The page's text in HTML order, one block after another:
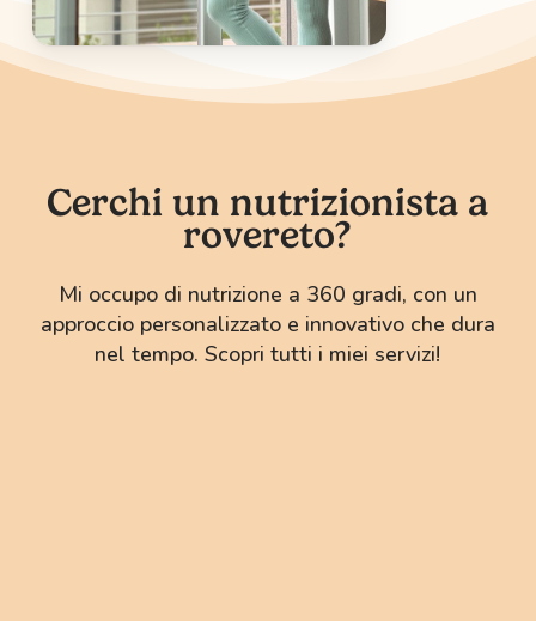
Cerchi un nutrizionista a
rovereto?
Mi occupo di nutrizione a 360 gradi, con un
approccio personalizzato e innovativo che dura
nel tempo. Scopri tutti i miei servizi!